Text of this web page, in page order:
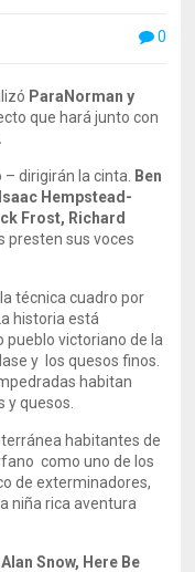
0
ParaNorman y
que hará junto con
– dirigirán la cinta.
Ben
Hempstead-
Frost, Richard
presten sus voces
técnica cuadro por
La historia está
pueblo victoriano de la
y los quesos finos.
habitan
quesos.
habitantes de
como uno de los
de exterminadores,
niña rica aventura
Alan Snow, Here Be